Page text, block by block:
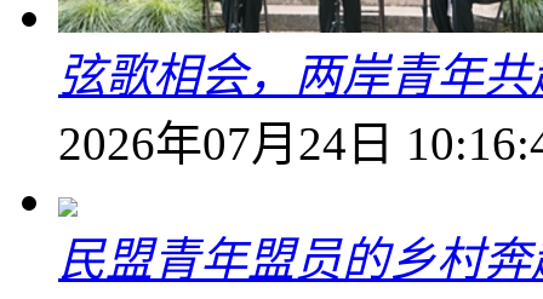
弦歌相会，两岸青年
2026年07月24日
民盟青年盟员的乡村